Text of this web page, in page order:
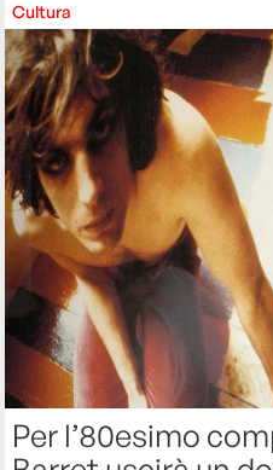
Cultura
Per l’80esimo